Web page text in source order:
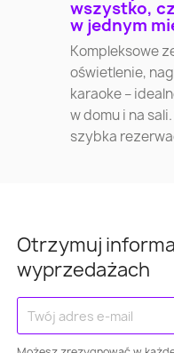
Warszawa
Gdańsk
wszystko,
w jednym
Kompleksowe
oświetlenie,
karaoke –
w domu i na
szybka
Otrzymuj
wyprzedażach